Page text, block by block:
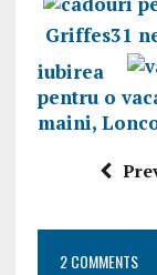
Griffes31
iubirea
pentru o
maini,
2 COMMENTS